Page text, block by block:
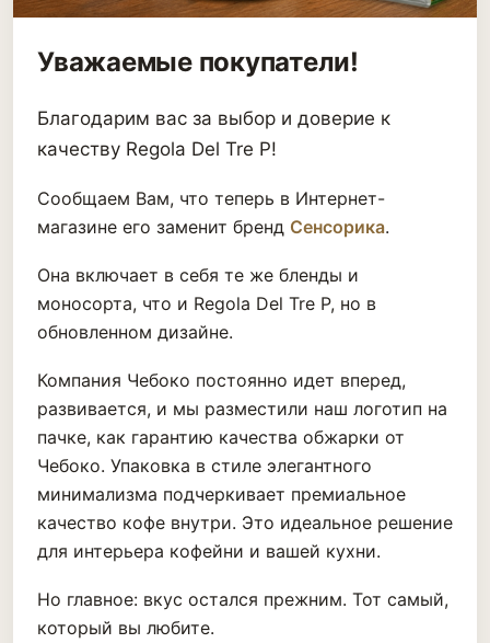
Уважаемые покупатели!
Благодарим вас за выбор и доверие к
качеству Regola Del Tre P!
Сообщаем Вам, что теперь в Интернет-
магазине его заменит бренд Сенсорика.
Она включает в себя те же бленды и
моносорта, что и Regola Del Tre P, но в
обновленном дизайне.
Компания Чебоко постоянно идет вперед,
развивается, и мы разместили наш логотип на
пачке, как гарантию качества обжарки от
Чебоко. Упаковка в стиле элегантного
минимализма подчеркивает премиальное
качество кофе внутри. Это идеальное решение
для интерьера кофейни и вашей кухни.
Но главное: вкус остался прежним. Тот самый,
который вы любите.